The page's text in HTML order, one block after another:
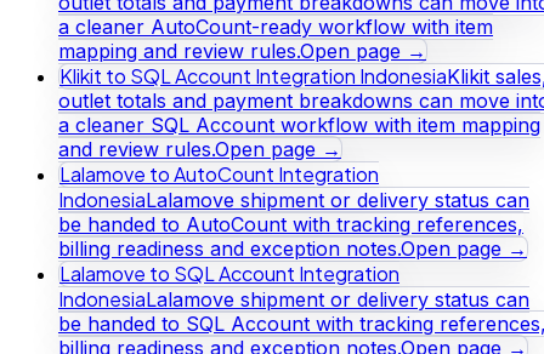
a cleaner AutoCount-ready workflow with item
mapping and review rules.Open page →
Klikit to SQL Account Integration IndonesiaKlikit
outlet totals and payment breakdowns can move
a cleaner SQL Account workflow with item mapping
and review rules.Open page →
Lalamove to AutoCount Integration
IndonesiaLalamove shipment or delivery status can
be handed to AutoCount with tracking references,
billing readiness and exception notes.Open page →
Lalamove to SQL Account Integration
IndonesiaLalamove shipment or delivery status can
be handed to SQL Account with tracking
billing readiness and exception notes.Open page →